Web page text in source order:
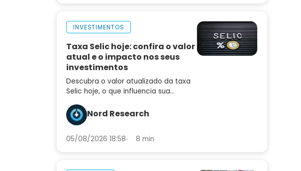
INVESTIMENTOS
Taxa Selic hoje: confira o valor
atual e o impacto nos seus
investimentos
Descubra o valor atualizado da taxa
Selic hoje, o que influencia sua
investimentos, empréstimos e a
economia brasileira
Nord Research
05/08/2026 18:58 8 min